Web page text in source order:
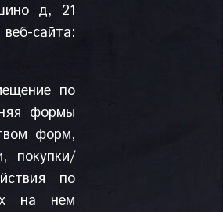
д, 21
сайта:
по
формы
форм,
покупки/
по
на нем